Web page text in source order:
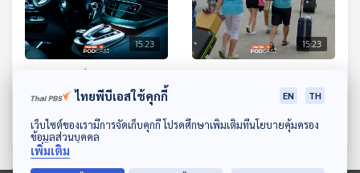
ดาวน์โหลด Thai PBS Podcast Application
15:23
ตลาด "รถยนต์ดีเซล" ในไทย
เศรษฐกิจติดบ้าน
15:23
เวต ศูนย์กลางทุนจีนแห่ง
ใหม่ของกัมพูชา
เศรษฐกิจติดบ้าน
ไทยพีบีเอสใช้คุกกี้ EN TH
เว็บไซต์ของเรามีการจัดเก็บคุกกี้ โปรดศึกษาเพิ่มเติมที่นโยบายคุ้มครอง
ข้อมูลส่วนบุคคล
เพิ่มเติม